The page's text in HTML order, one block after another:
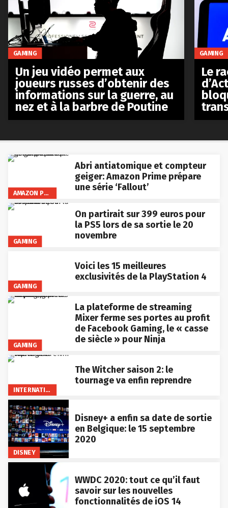
AMAZON PRIME VIDEO
Abri antiatomique et compteur
geiger: Amazon Prime prépare
une série ‘Fallout’
GAMING
On partirait sur 399 euros pour
la PS5 lors de sa sortie le 20
novembre
GAMING
Voici les 15 meilleures
exclusivités de la PlayStation 4
GAMING
La plateforme de streaming
Mixer ferme ses portes au profit
de Facebook Gaming, le « casse
de siècle » pour Ninja
INTERNATIONAL
The Witcher saison 2: le
tournage va enfin reprendre
DISNEY
Disney+ a enfin sa date de sortie
en Belgique: le 15 septembre
2020
WWDC 2020: tout ce qu’il faut
savoir sur les nouvelles
fonctionnalités de iOS 14
GAMING
Un jeu vidéo permet aux
joueurs russes d’obtenir des
informations sur la guerre, au
nez et à la barbre de Poutine
GAMING
Le